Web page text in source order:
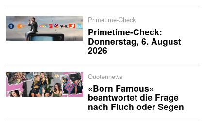
Primetime-Check
Primetime-Check:
Donnerstag, 6. August
2026
Quotennews
«Born Famous»
beantwortet die Frage
nach Fluch oder Segen